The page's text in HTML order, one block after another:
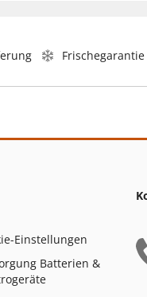
Frischegarantie
Einstellungen
Batterien &